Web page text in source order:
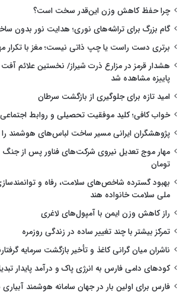
چرا حفظ کاهش وزن این‌قدر سخت است؟
گام بزرگ برای تراشه‌های نوری؛ هدایت نور بدون
برتری دست راست یا چپ ذاتی نیست؛ مغز با تکرار
هشدار قرمز در مزارع ذرت شیراز/ نخستین علائم آفت
پاییزه مشاهده شد
امید تازه برای جلوگیری از بازگشت سرطان
خواب کافی؛ کلید موفقیت تحصیلی و روابط اجتماعی
پژوهشگران ایرانی مسیر ساخت لباس‌های هوشمند را
تومان
بهبود گسترده شاخص‌های سلامت، رفاه و
ملی سلامت خانواده هند
راز کاهش وزن ایمن با آمپول‌های لاغری
تمرکز بیشتر با چند تغییر ساده در زندگی روزمره
ناشران میان گرانی کاغذ و تأخیر بازگشت سرمایه
کودهای دامی فارس به انرژی پاک و درآمد پایدار
فارس برای اولین بار در جهان سامانه هوشمند